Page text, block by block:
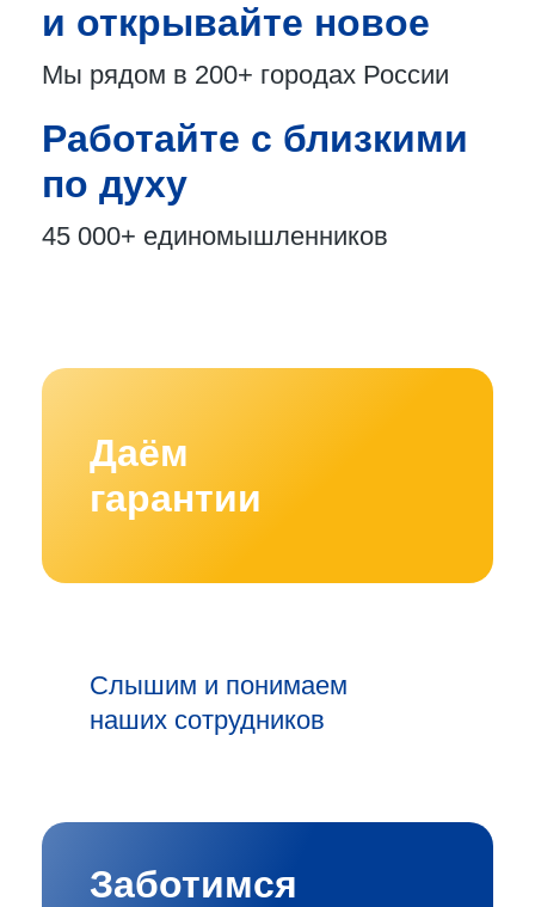
и открывайте новое
Мы рядом в 200+ городах России
Работайте с близкими
по духу
45 000+ единомышленников
Даём
гарантии
Слышим и понимаем
наших сотрудников
Заботимся